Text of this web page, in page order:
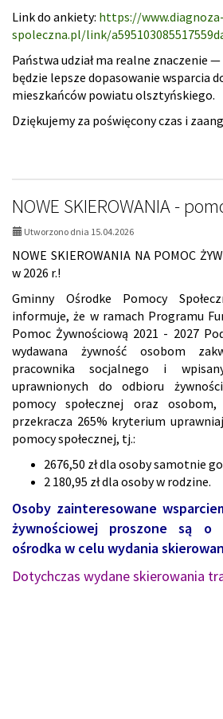
Link do ankiety: https://www.diagnoza-
spoleczna.pl/link/
Państwa udział ma realne znaczenie
będzie lepsze dopasowanie wsparcia
mieszkańców powiatu olsztyńskiego.
Dziękujemy za poświęcony czas i
NOWE SKIEROWANIA -
Utworzono dnia 15.04.2026
NOWE SKIEROWANIA NA POMOC
w 2026 r.!
Gminny Ośrodke Pomocy
informuje, że w ramach Programu
Pomoc Żywnościową 2021 - 2027
wydawana żywność osobom
pracownika socjalnego i
uprawnionych do odbioru
pomocy społecznej oraz
przekracza 265% kryterium
pomocy społecznej, tj.:
2676,50 zł dla osoby samotnie
2 180,95 zł dla osoby w rodzine.
Osoby zainteresowane
żywnościowej proszone są o
ośrodka w celu wydania
Dotychczas wydane skierowania